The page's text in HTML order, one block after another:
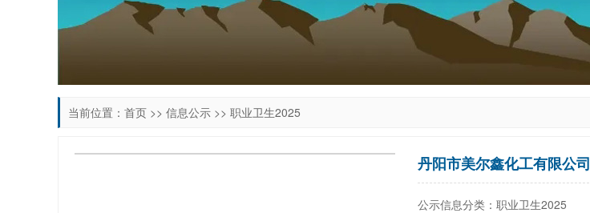
当前位置： 首页 >> 信息公示 >> 职业卫生2025
丹阳市美尔鑫化工有限公司
公示信息分类：职业卫生2025